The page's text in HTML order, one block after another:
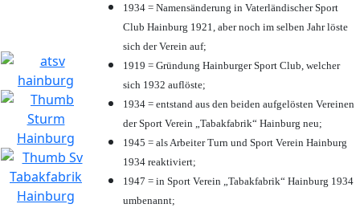
1934 = Namensänderung in Vaterländischer Sport
Club Hainburg 1921, aber noch im selben Jahr löste
sich der Verein auf;
1919 = Gründung Hainburger Sport Club, welcher
sich 1932 auflöste;
1934 = entstand aus den beiden aufgelösten Vereinen
der Sport Verein „Tabakfabrik“ Hainburg neu;
1945 = als Arbeiter Turn und Sport Verein Hainburg
1934 reaktiviert;
1947 = in Sport Verein „Tabakfabrik“ Hainburg 1934
umbenannt;